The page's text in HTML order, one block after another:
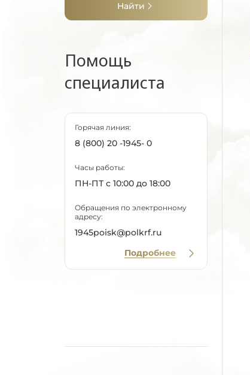
Найти
Помощь
специалиста
Горячая линия:
8 (800) 20 -1945- 0
Часы работы:
ПН-ПТ с 10:00 до 18:00
Обращения по электронному
адресу:
1945poisk@polkrf.ru
Подробнее